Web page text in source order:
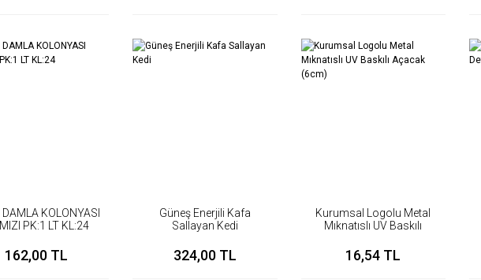
DAMLA KOLONYASI
PK:1 LT KL:24
162,00 TL
Güneş Enerjili Kafa
Sallayan Kedi
324,00 TL
Kurumsal Logolu Metal
Mıknatıslı UV Baskılı
16,54 TL